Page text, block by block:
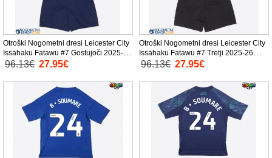
Otroški Nogometni dresi Leicester City
Issahaku Fatawu #7 Gostujoči 2025-26
Kratek Rokav (+ Kratke hlače)
96.13€ 27.95€
Otroški Nogometni dresi Leicester City
Issahaku Fatawu #7 Tretji 2025-26
Kratek Rokav (+ Kratke hlače)
96.13€ 27.95€